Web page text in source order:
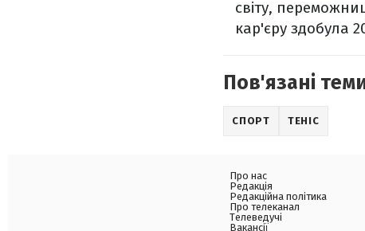
світу,
кар'єру здобула
Пов'язані
СПОРТ ТЕНІС
Про нас
Редакція
Редакційна політика
Про телеканал
Телеведучі
Вакансії